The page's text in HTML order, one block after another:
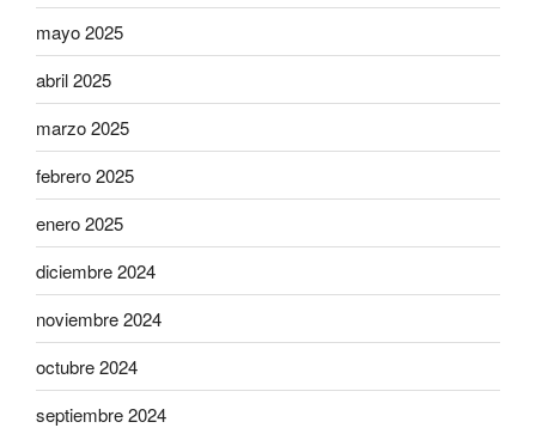
mayo 2025
abril 2025
marzo 2025
febrero 2025
enero 2025
diciembre 2024
noviembre 2024
octubre 2024
septiembre 2024